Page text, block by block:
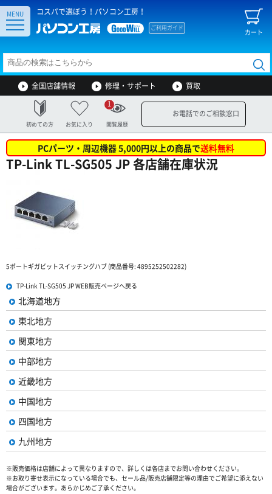
コスパで選ぼう！パソコン工房！
カート
ご利用ガイド
MENU
全国店舗情報 修理・サポート 買取
初めての方 お気に入り 閲覧履歴
1
お電話でのご相談窓口
PCパーツ・周辺機器 5,000円以上の商品で送料無料
TP-Link TL-SG505 JP 各店舗在庫状況
5ポートギガビットスイッチングハブ (商品番号: 4895252502282)
TP-Link TL-SG505 JP WEB販売ページへ戻る
北海道地方
東北地方
関東地方
中部地方
近畿地方
中国地方
四国地方
九州地方
※販売価格は店舗によって異なりますので、詳しくは各店までお問い合わせください。
※お取り寄せ表示になっている場合でも、セール品/販売店舗限定等の理由でご希望に添えない
場合がございます。あらかじめご了承ください。